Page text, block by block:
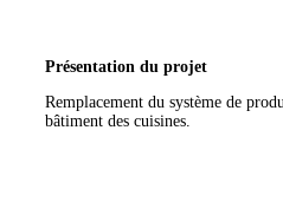
Présentation du projet
Remplacement du système de
bâtiment des cuisines.